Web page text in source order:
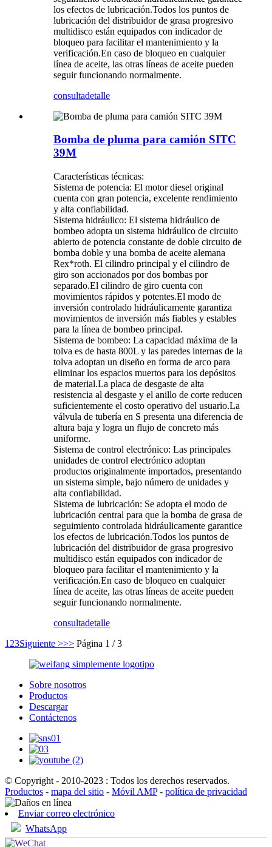
los efectos de lubricación.Todos los puntos de
lubricación del distribuidor de grasa progresivo
multidisco están equipados con indicador de
bloqueo para facilitar el mantenimiento y la
verificación.En caso de bloqueo en cualquier
línea de aceite, las otras líneas de aceite pueden
seguir funcionando normalmente.
consultadetalle
Bomba de pluma para camión SITC
39M
Características técnicas:
Sistema de potencia: El motor diesel original
cuenta con gran potencia, excelente rendimiento
y alta confiabilidad.
Sistema hidráulico: El sistema hidráulico de
bombeo adopta un sistema hidráulico de circuito
abierto de potencia constante de doble circuito de
bomba doble y una bomba de aceite alemana
Rex*roth. El cilindro principal y el cilindro de
giro son accionados por dos bombas por
separado.El cilindro de giro cuenta con
movimientos rápidos y potentes.El modo de
inversión controlado hidráulicamente garantiza
movimientos de inversión más fiables y estables
para la línea de bombeo principal.
Sistema de bombeo: La capacidad máxima de la
tolva es de hasta 800L y las paredes internas de la
tolva adoptan un diseño en forma de arco para
eliminar los espacios muertos para los depósitos
de material.La placa de desgaste de alta
resistencia al desgaste y el anillo de corte reducen
suficientemente el costo operativo del usuario.La
válvula de tubería en S presenta una diferencia de
altura baja y logra un flujo de concreto más
uniforme.
Sistema de control electrónico: Las principales
unidades de control electrónico adoptan
productos originalmente importados, presentando
un sistema simple, bajo número de unidades y
alta confiabilidad.
Sistema de lubricación: Se adopta el modo de
lubricación central para que la bomba de grasa de
seguimiento controlada hidráulicamente garantice
los efectos de lubricación.Todos los puntos de
lubricación del distribuidor de grasa progresivo
multidisco están equipados con indicador de
bloqueo para facilitar el mantenimiento y la
verificación.En caso de bloqueo en cualquier
línea de aceite, las otras líneas de aceite pueden
seguir funcionando normalmente.
consultadetalle
1 23Siguiente >>> Página 1 / 3
Sobre nosotros
Productos
Descargar
Contáctenos
© Copyright - 2010-2023 : Todos los derechos reservados.
Productos - mapa del sitio - Móvil AMP- política de privacidad
Enviar correo electrónico
WhatsApp